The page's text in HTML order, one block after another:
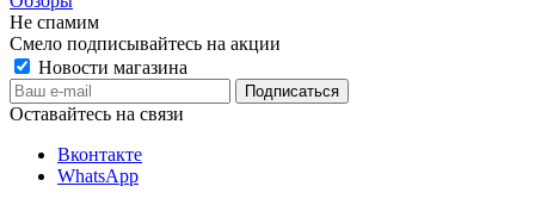
Не спамим
Смело подписывайтесь на акции
Новости магазина
Оставайтесь на связи
Вконтакте
WhatsApp